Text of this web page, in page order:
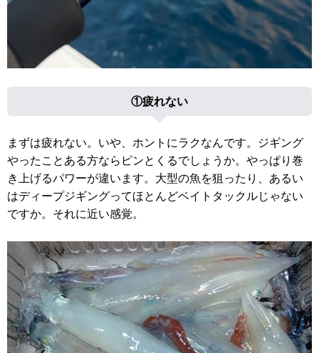
①疲れない
まずは疲れない。いや、ホントにラクなんです。ジギング
やったことある方ならピンとくるでしょうか。やっぱり巻
き上げるパワーが違います。大型の魚を狙ったり、あるい
はディープジギングってほとんどベイトタックルじゃない
ですか。それに近い感覚。